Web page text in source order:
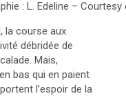
: L. Edeline –
la course aux
débridée de
Mais,
bas qui en paient
l’espoir de la